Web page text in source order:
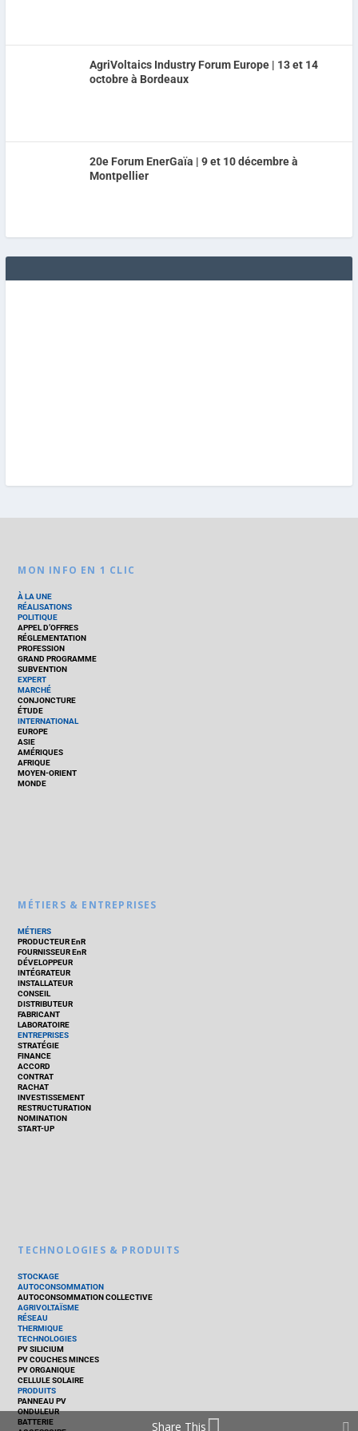
AgriVoltaics Industry Forum Europe | 13 et 14
octobre à Bordeaux
20e Forum EnerGaïa | 9 et 10 décembre à
Montpellier
MON INFO EN 1 CLIC
À LA UNE
RÉALISATIONS
POLITIQUE
APPEL D’OFFRES
RÉGLEMENTATION
PROFESSION
GRAND PROGRAMME
SUBVENTION
EXPERT
MARCHÉ
CONJONCTURE
ÉTUDE
INTERNATIONAL
EUROPE
ASIE
AMÉRIQUES
AFRIQUE
MOYEN-ORIENT
MONDE
MÉTIERS & ENTREPRISES
MÉTIERS
PRODUCTEUR EnR
FOURNISSEUR EnR
DÉVELOPPEUR
INTÉGRATEUR
INSTALLATEUR
CONSEIL
DISTRIBUTEUR
FABRICANT
LABORATOIRE
ENTREPRISES
STRATÉGIE
FINANCE
ACCORD
CONTRAT
RACHAT
INVESTISSEMENT
RESTRUCTURATION
NOMINATION
START-UP
TECHNOLOGIES & PRODUITS
STOCKAGE
AUTOCONSOMMATION
AUTOCONSOMMATION COLLECTIVE
AGRIVOLTAÏSME
RÉSEAU
THERMIQUE
TECHNOLOGIES
PV SILICIUM
PV COUCHES MINCES
PV ORGANIQUE
CELLULE SOLAIRE
PRODUITS
PANNEAU PV
ONDULEUR
BATTERIE
Share This